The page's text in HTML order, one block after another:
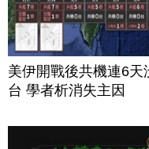
美伊開戰後共機連6天
台 學者析消失主因